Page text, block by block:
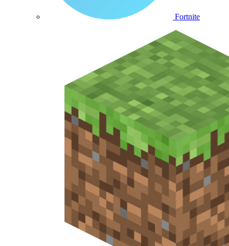
Fortnite